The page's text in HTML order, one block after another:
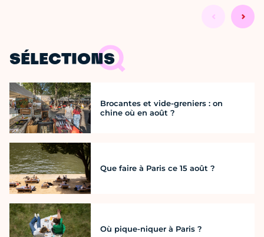
SÉLECTIONS
Brocantes et vide-greniers : on
chine où en août ?
Que faire à Paris ce 15 août ?
Où pique-niquer à Paris ?